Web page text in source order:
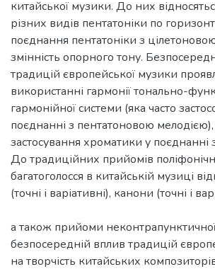
китайської музики. До них
різних видів пентатоніки по
поєднання пентатоніки з
змінність опорного тону.
традицій європейської музики
використанні гармонії тонально-
гармонійної системи (яка часто
поєднанні з пентатоновою
застосування хроматики у поєднанні
До традиційних прийомів
багатоголосся в китайській музиці
(точні і варіативні), канони (точні і
а також прийоми
безпосередній вплив традицій
на творчість китайських